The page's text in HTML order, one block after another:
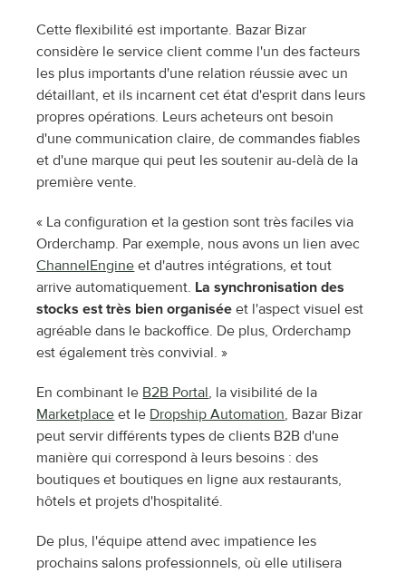
Cette flexibilité est importante. Bazar Bizar
considère le service client comme l'un des facteurs
les plus importants d'une relation réussie avec un
détaillant, et ils incarnent cet état d'esprit dans leurs
propres opérations. Leurs acheteurs ont besoin
d'une communication claire, de commandes fiables
et d'une marque qui peut les soutenir au-delà de la
première vente.
« La configuration et la gestion sont très faciles via
ChannelEngine et d'autres intégrations, et tout
arrive automatiquement. La synchronisation des
stocks est très bien organisée et l'aspect visuel est
agréable dans le backoffice. De plus, Orderchamp
est également très convivial. »
En combinant le B2B Portal
Marketplace et le Dropship Automation, Bazar Bizar
peut servir différents types de clients B2B d'une
manière qui correspond à leurs besoins : des
boutiques et boutiques en ligne aux restaurants,
hôtels et projets d'hospitalité.
De plus, l'équipe attend avec impatience les
prochains salons professionnels, où elle utilisera